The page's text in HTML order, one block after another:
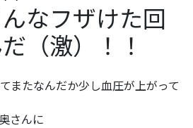
なフザけた回
（激）！！
またなんだか少し血圧が上がって
さんに